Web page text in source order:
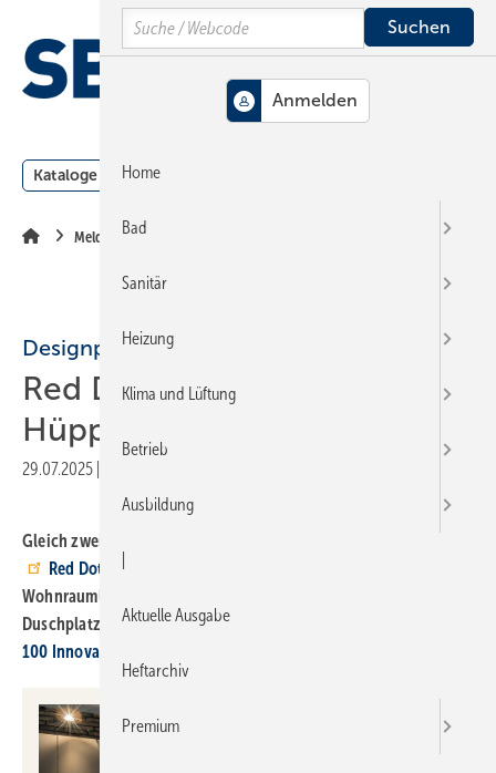
Hauptinhalt
Hauptmenü
SiteSearch
Kataloge Meldungen
Meldungen
Designpreise
Red Dot Award für Valsir und
Hüppe
29.07.2025
Gleich zwei Unternehmen der SHK-Branche dürfen sich über den
Red Dot Design Award
Wohnraumlüftungseinheit Ariosa Dot und Hüppe für den
Duschplatz Sphere. Hüppe wurde zudem als einer der
100 Innovatoren
Search
Home
Bad
Sanitär
Heizung
Klima und Lüftung
Betrieb
Ausbildung
Aktuelle Ausgabe
Heftarchiv
Premium